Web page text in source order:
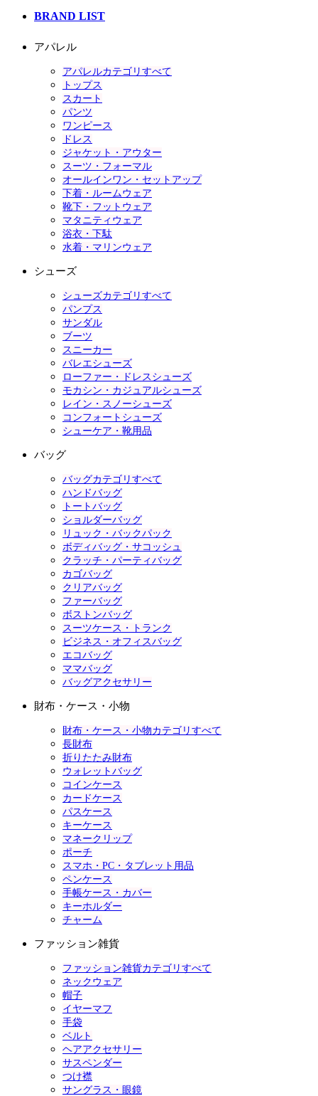
BRAND LIST
アパレル
アパレルカテゴリすべて
トップス
スカート
パンツ
ワンピース
ドレス
ジャケット・アウター
スーツ・フォーマル
オールインワン・セットアップ
下着・ルームウェア
靴下・フットウェア
マタニティウェア
浴衣・下駄
水着・マリンウェア
シューズ
シューズカテゴリすべて
パンプス
サンダル
ブーツ
スニーカー
バレエシューズ
ローファー・ドレスシューズ
モカシン・カジュアルシューズ
レイン・スノーシューズ
コンフォートシューズ
シューケア・靴用品
バッグ
バッグカテゴリすべて
ハンドバッグ
トートバッグ
ショルダーバッグ
リュック・バックパック
ボディバッグ・サコッシュ
クラッチ・パーティバッグ
カゴバッグ
クリアバッグ
ファーバッグ
ボストンバッグ
スーツケース・トランク
ビジネス・オフィスバッグ
エコバッグ
ママバッグ
バッグアクセサリー
財布・ケース・小物
財布・ケース・小物カテゴリすべて
長財布
折りたたみ財布
ウォレットバッグ
コインケース
カードケース
パスケース
キーケース
マネークリップ
ポーチ
スマホ・PC・タブレット用品
ペンケース
手帳ケース・カバー
キーホルダー
チャーム
ファッション雑貨
ファッション雑貨カテゴリすべて
ネックウェア
帽子
イヤーマフ
手袋
ベルト
ヘアアクセサリー
サスペンダー
つけ襟
サングラス・眼鏡